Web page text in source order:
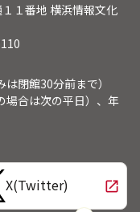
１番地 横浜情報文化
閉館30分前まで）
合は次の平日）、年
X(Twitter) open_in_new